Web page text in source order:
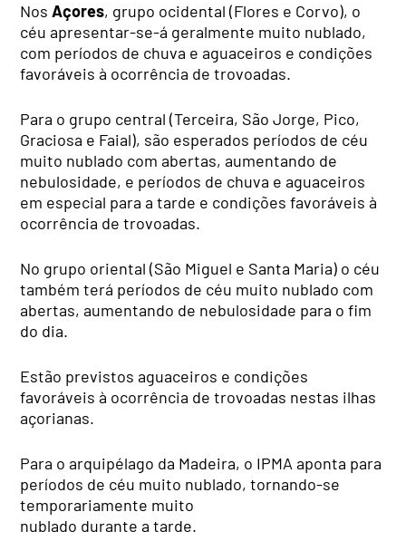
Nos Açores, grupo ocidental (Flores e Corvo), o
céu apresentar-se-á geralmente muito nublado,
com períodos de chuva e aguaceiros e condições
favoráveis à ocorrência de trovoadas.
Para o grupo central (Terceira, São Jorge, Pico,
Graciosa e Faial), são esperados períodos de céu
muito nublado com abertas, aumentando de
nebulosidade, e períodos de chuva e aguaceiros
em especial para a tarde e condições favoráveis à
ocorrência de trovoadas.
No grupo oriental (São Miguel e Santa Maria) o céu
também terá períodos de céu muito nublado com
abertas, aumentando de nebulosidade para o fim
do dia.
Estão previstos aguaceiros e condições
favoráveis à ocorrência de trovoadas nestas ilhas
açorianas.
Para o arquipélago da Madeira, o IPMA aponta para
períodos de céu muito nublado, tornando-se
temporariamente muito
nublado durante a tarde.